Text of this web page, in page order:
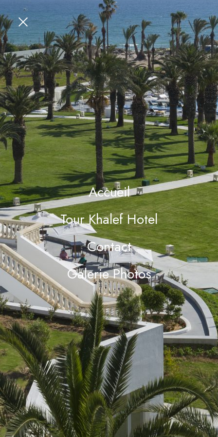
Accueil
Tour Khalef Hotel
Contact
Galerie Photos